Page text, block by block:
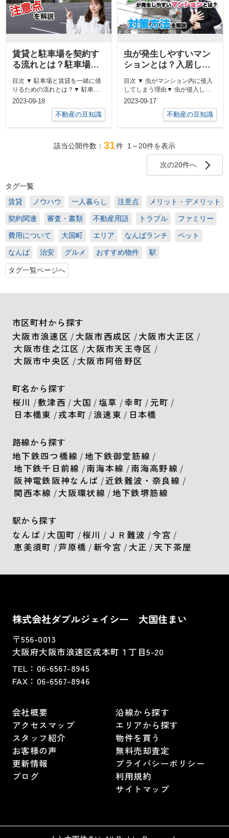
賃貸と駐車場を契約す
る流れとは？駐車場の
約での注意点など解説
目次 ▼ 駐車場と賃貸を一緒に借
りるための流れとは？▼ 駐車場
の種類とそれぞれの特徴は？▼
2023-09-18
不動産の豆知識
虫が発生しやすいマン
ションとは？入居して
説
目次 ▼ 虫がマンション内に侵入
してしまう理由▼ 虫が侵入しや
すいマンションとは？▼ 入居し
2023-09-17
不動産の豆知識
該当公開件数： 31件 1～20件を表示
次の20件へ
タグ一覧
賃貸
ノウハウ 一人暮らし 注意点 メリット・デメリット
契約関連 審査・書類 不動産用語 トラブル ファミリー
費用について 大国町 エリア なんばランチ ペット
なんば 治安 グルメ おすすめ物件 駅
タグ一覧ページへ
市区町村から探す
大阪市浪速区 / 大阪市西成区 /大阪市大正区 /
大阪市住之江区 /大阪市天王寺区 /
大阪市中央区 /大阪市阿倍野区
町名から探す
桜川 /敷津西 / 大国 /塩草 /幸町 / 元町 /
日本橋東 /戎本町 / 浪速東 / 日本橋
路線から探す
地下鉄四つ橋線 /地下鉄御堂筋線 /
地下鉄千日前線 /南海本線 /南海高野線 /
阪神電鉄阪神なんば /近鉄難波・奈良線 /
関西本線 /大阪環状線 /地下鉄堺筋線
駅から探す
なんば /大国町 /桜川 / ＪＲ難波 /今宮 /
恵美須町 /芦原橋 /新今宮 / 大正 / 天下茶屋
株式会社ダブルジェイシー 大国住まい
〒556-0013
大阪府大阪市浪速区戎本町１丁目5-20
TEL： 06-6567-8945
FAX：06-6567-8946
会社概要
アクセスマップ
スタッフ紹介
お客様の声
更新情報
ブログ
沿線から探す
エリアから探す
物件を買う
無料売却査定
プライバシーポリシー
利用規約
サイトマップ